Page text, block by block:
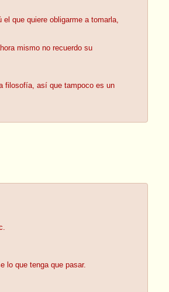
que quiere obligarme a tomarla,
mismo no recuerdo su
filosofía, así que tampoco es un
lo que tenga que pasar.